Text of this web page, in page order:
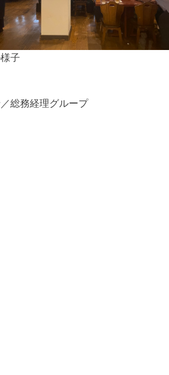
子
総務経理グループ